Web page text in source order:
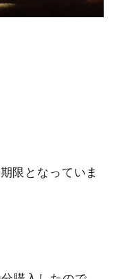
限となっていま